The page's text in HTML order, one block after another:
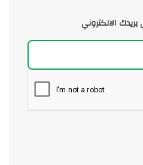
الالكتروني